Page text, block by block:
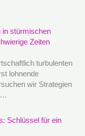
in stürmischen
Zeiten
turbulenten
lohnende
wir Strategien
Schlüssel für ein